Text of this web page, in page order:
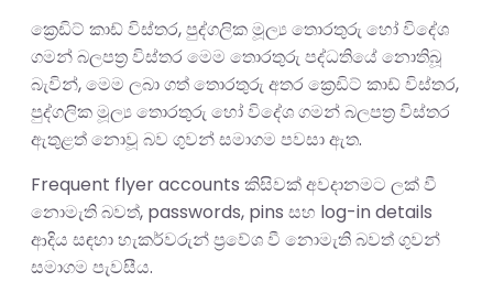
ක්‍රෙඩිට් කාඩ් විස්තර, පුද්ගලික මූල්‍ය තොරතුරු හෝ විදේශ
ගමන් බලපත්‍ර විස්තර මෙම තොරතුරු පද්ධතියේ නොතිබූ
බැවින්, මෙම ලබා ගත් තොරතුරු අතර ක්‍රෙඩිට් කාඩ් විස්තර,
පුද්ගලික මූල්‍ය තොරතුරු හෝ විදේශ ගමන් බලපත්‍ර විස්තර
ඇතුළත් නොවූ බව ගුවන් සමාගම පවසා ඇත.
Frequent flyer accounts කිසිවක් අවදානමට ලක් වී
නොමැති බවත්, passwords, pins සහ log-in details
ආදිය සඳහා හැකර්වරුන් ප්‍රවේශ වී නොමැති බවත් ගුවන්
සමාගම පැවසීය.